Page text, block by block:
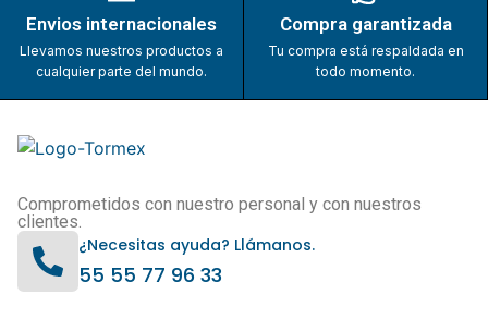
Envios internacionales
Llevamos nuestros productos a
cualquier parte del mundo.
Compra garantizada
Tu compra está respaldada en
todo momento.
Comprometidos con nuestro personal y con nuestros
clientes.
¿Necesitas ayuda? Llámanos.
55 55 77 96 33